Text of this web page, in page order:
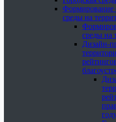
Формирование
среды на
среды на
Дизайн-